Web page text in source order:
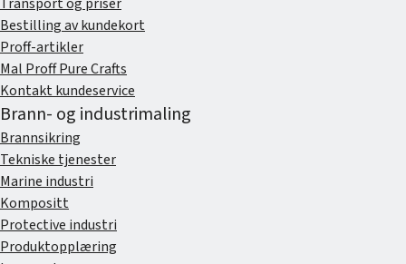
Bestilling av kundekort
Proff-artikler
Mal Proff Pure Crafts
Kontakt kundeservice
Brann- og industrimaling
Brannsikring
Tekniske tjenester
Marine industri
Kompositt
Protective industri
Produktopplæring